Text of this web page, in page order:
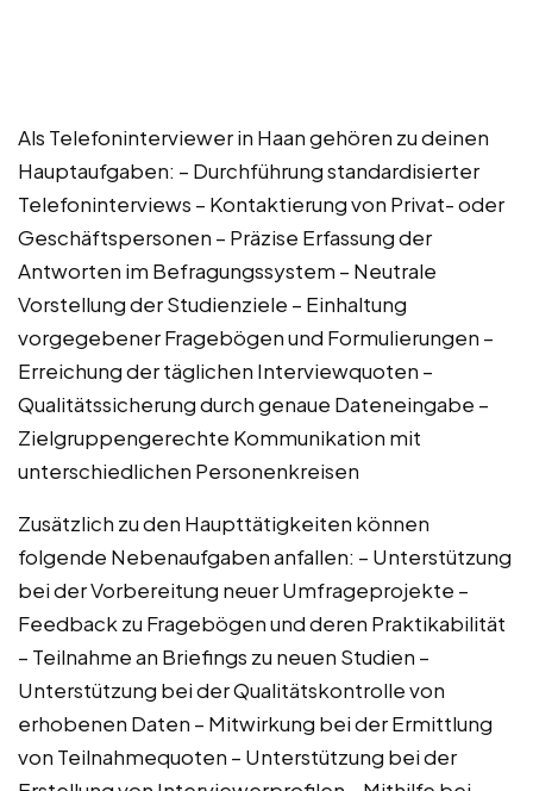
Als Telefoninterviewer in Haan gehören zu deinen
Hauptaufgaben: – Durchführung standardisierter
Telefoninterviews – Kontaktierung von Privat- oder
Geschäftspersonen – Präzise Erfassung der
Antworten im Befragungssystem – Neutrale
Vorstellung der Studienziele – Einhaltung
vorgegebener Fragebögen und Formulierungen –
Erreichung der täglichen Interviewquoten –
Qualitätssicherung durch genaue Dateneingabe –
Zielgruppengerechte Kommunikation mit
unterschiedlichen Personenkreisen
Zusätzlich zu den Haupttätigkeiten können
folgende Nebenaufgaben anfallen: – Unterstützung
bei der Vorbereitung neuer Umfrageprojekte –
Feedback zu Fragebögen und deren Praktikabilität
– Teilnahme an Briefings zu neuen Studien –
Unterstützung bei der Qualitätskontrolle von
erhobenen Daten – Mitwirkung bei der Ermittlung
von Teilnahmequoten – Unterstützung bei der